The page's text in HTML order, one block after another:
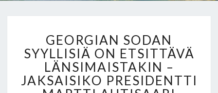
E
O
R
G
I
GEORGIAN SODAN
SYYLLISIÄ ON ETSITTÄVÄ
LÄNSIMAISTAKIN –
JAKSAISIKO PRESIDENTTI